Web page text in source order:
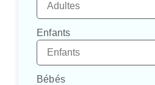
Enfants
Bébés